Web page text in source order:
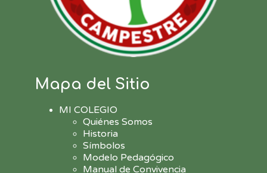
Mapa del Sitio
MI COLEGIO
Quiénes Somos
Historia
Símbolos
Modelo Pedagógico
Manual de Convivencia